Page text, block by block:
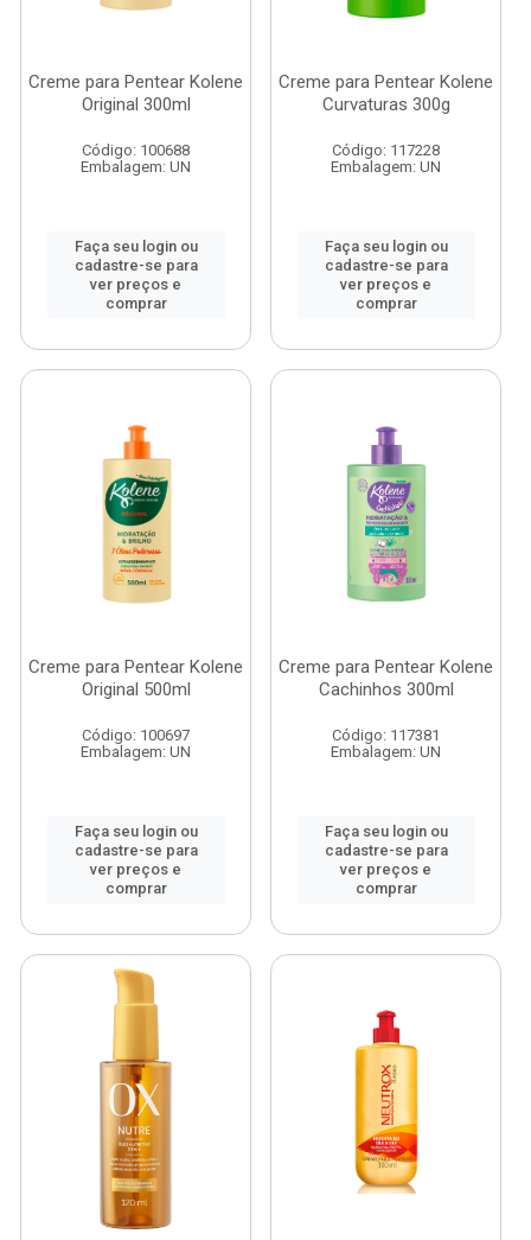
Creme para Pentear Kolene
Original 300ml
Código: 100688
Embalagem: UN
Faça seu login ou
cadastre-se para
ver preços e
comprar
Creme para Pentear Kolene
Curvaturas 300g
Código: 117228
Embalagem: UN
Faça seu login ou
cadastre-se para
ver preços e
comprar
Creme para Pentear Kolene
Original 500ml
Código: 100697
Embalagem: UN
Faça seu login ou
cadastre-se para
ver preços e
comprar
Creme para Pentear Kolene
Cachinhos 300ml
Código: 117381
Embalagem: UN
Faça seu login ou
cadastre-se para
ver preços e
comprar